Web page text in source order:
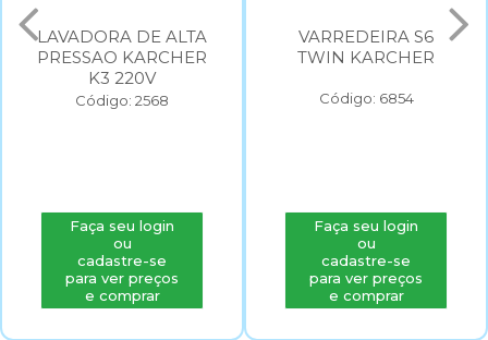
LAVADORA DE ALTA
PRESSAO KARCHER
K3 220V
Código: 2568
Faça seu login
ou
cadastre-se
para ver preços
e comprar
VARREDEIRA S6
TWIN KARCHER
Código: 6854
Faça seu login
ou
cadastre-se
para ver preços
e comprar